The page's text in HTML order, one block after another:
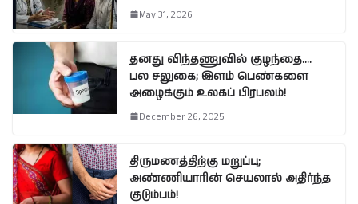
May 31, 2026
தனது விந்தணுவில் குழந்தை….
பல சலுகை; இளம் பெண்களை
அழைக்கும் உலகப் பிரபலம்!
December 26, 2025
திருமணத்திற்கு மறுப்பு;
அண்ணியாரின் செயலால் அதிர்ந்த
குடும்பம்!